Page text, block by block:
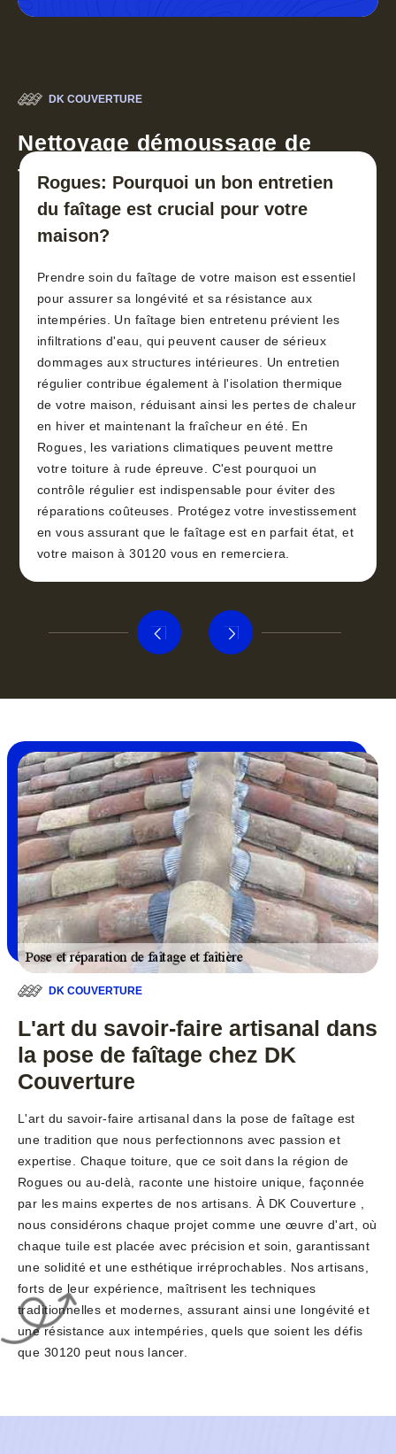
DK COUVERTURE
Nettoyage démoussage de
toiture 30
Rogues: Pourquoi un bon entretien
du faîtage est crucial pour votre
maison?
Prendre soin du faîtage de votre maison est essentiel
pour assurer sa longévité et sa résistance aux
intempéries. Un faîtage bien entretenu prévient les
infiltrations d'eau, qui peuvent causer de sérieux
dommages aux structures intérieures. Un entretien
régulier contribue également à l'isolation thermique
de votre maison, réduisant ainsi les pertes de chaleur
en hiver et maintenant la fraîcheur en été. En
Rogues, les variations climatiques peuvent mettre
votre toiture à rude épreuve. C'est pourquoi un
contrôle régulier est indispensable pour éviter des
réparations coûteuses. Protégez votre investissement
en vous assurant que le faîtage est en parfait état, et
votre maison à 30120 vous en remerciera.
DK COUVERTURE
L'art du savoir-faire artisanal dans
la pose de faîtage chez DK
Couverture
L'art du savoir-faire artisanal dans la pose de faîtage est
une tradition que nous perfectionnons avec passion et
expertise. Chaque toiture, que ce soit dans la région de
Rogues ou au-delà, raconte une histoire unique, façonnée
par les mains expertes de nos artisans. À DK Couverture ,
nous considérons chaque projet comme une œuvre d'art, où
chaque tuile est placée avec précision et soin, garantissant
une solidité et une esthétique irréprochables. Nos artisans,
forts de leur expérience, maîtrisent les techniques
traditionnelles et modernes, assurant ainsi une longévité et
une résistance aux intempéries, quels que soient les défis
que 30120 peut nous lancer.